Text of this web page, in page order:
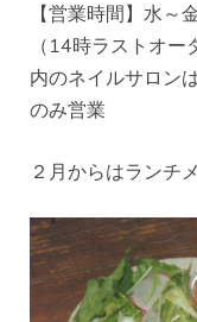
【営業時間】水
（14時ラストオ
内のネイルサロン
のみ営業
２月からはランチ